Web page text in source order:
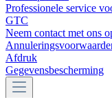
Professionele service
GTC
Neem contact met ons
Afdruk
Gegevensbescherming